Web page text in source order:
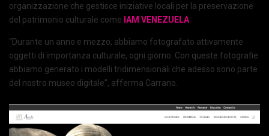
organizzazione che gestisce iniziative locali per la preservazione
del patrimonio culturale come IAM VENEZUELA
“Durante un anno e mezzo, abbiamo fotografato attivamente
oggetti di importanza culturale, ogni giorno. Con queste fotografie
abbiamo generato i modelli tridimensionali che adesso sono parte
del nostro museo digitale”, afferma Carrano.